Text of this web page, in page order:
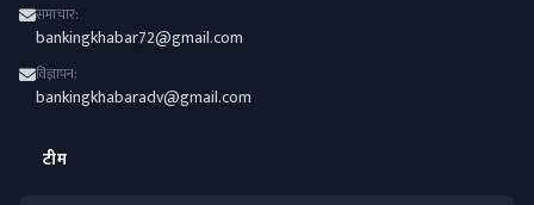
समाचार:
bankingkhabar72@gmail.com
विज्ञापन:
bankingkhabaradv@gmail.com
टीम